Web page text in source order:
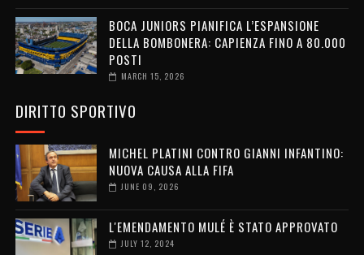
BOCA JUNIORS PIANIFICA L’ESPANSIONE
DELLA BOMBONERA: CAPIENZA FINO A 80.000
POSTI
MARCH 15, 2026
DIRITTO SPORTIVO
MICHEL PLATINI CONTRO GIANNI INFANTINO:
NUOVA CAUSA ALLA FIFA
JUNE 09, 2026
L'EMENDAMENTO MULÉ È STATO APPROVATO
JULY 12, 2024